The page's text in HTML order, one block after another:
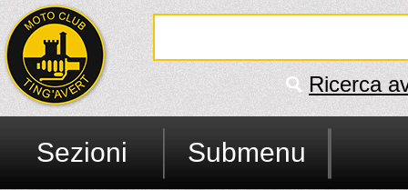
Ricerca
Sezioni Submenu